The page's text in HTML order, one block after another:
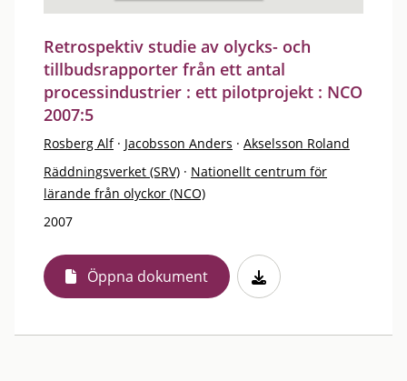
Retrospektiv studie av olycks- och
tillbudsrapporter från ett antal
processindustrier : ett pilotprojekt : NCO
2007:5
Rosberg Alf · Jacobsson Anders · Akselsson Roland
Räddningsverket (SRV) · Nationellt centrum för
lärande från olyckor (NCO)
2007
Öppna dokument